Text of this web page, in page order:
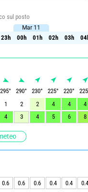
sul posto
Mar 11
23h 00h 01h 02h 03h
Mar 11
23h 00h 01h 02h 03h
295° 290° 230° 225° 220°
225
1 2 2 4 4
4
4 3 4 5 6 8
0.6 0.6 0.6 0.4 0.4 0.4